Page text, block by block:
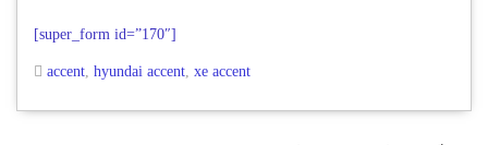
[super_form id=”170″]
accent, hyundai accent, xe accent